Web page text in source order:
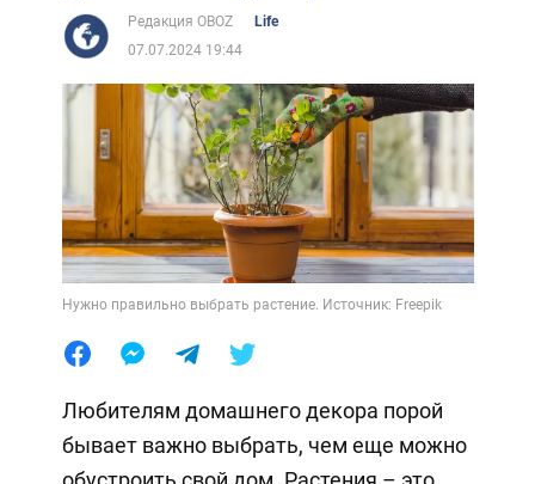
Африка
Лайфхаки
Редакция OBOZ
Life
07.07.2024 19:44
Нужно правильно выбрать растение. Источник: Freepik
Любителям домашнего декора порой
бывает важно выбрать, чем еще можно